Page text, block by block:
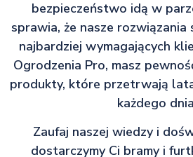
bezpieczeństwo idą w
sprawia, że nasze
najbardziej wymagających
Ogrodzenia Pro, masz
produkty, które przetrwają
każdego
Zaufaj naszej wiedzy i
dostarczymy Ci bramy i